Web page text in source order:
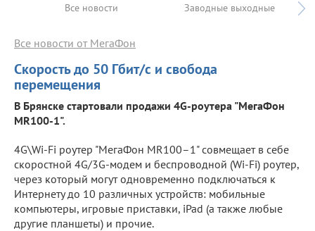
Все новости Заводные выходные
Cкорость до 50 Гбит/с и свобода
перемещения
Все новости от МегаФон
В Брянске стартовали продажи 4G-роутера "МегаФон
MR100-1".
4G\Wi-Fi роутер "МегаФон MR100–1" совмещает в себе
скоростной 4G/3G-модем и беспроводной (Wi-Fi) роутер,
через который могут одновременно подключаться к
Интернету до 10 различных устройств: мобильные
компьютеры, игровые приставки, iPad (а также любые
другие планшеты) и прочие.